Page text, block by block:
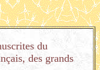
du
des grands